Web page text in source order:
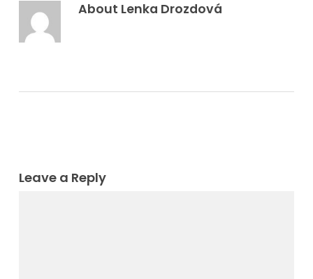
About Lenka Drozdová
Leave a Reply